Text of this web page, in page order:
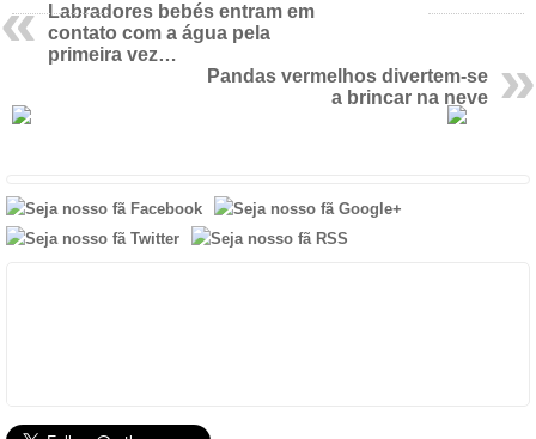
Labradores bebés entram em
contato com a água pela
primeira vez…
Pandas vermelhos divertem-se
a brincar na neve